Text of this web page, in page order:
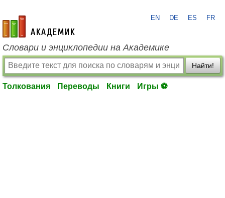
academic.ru
EN DE ES FR
Словари и энциклопедии на Академике
Найти!
Толкования Переводы Книги Игры ⚽